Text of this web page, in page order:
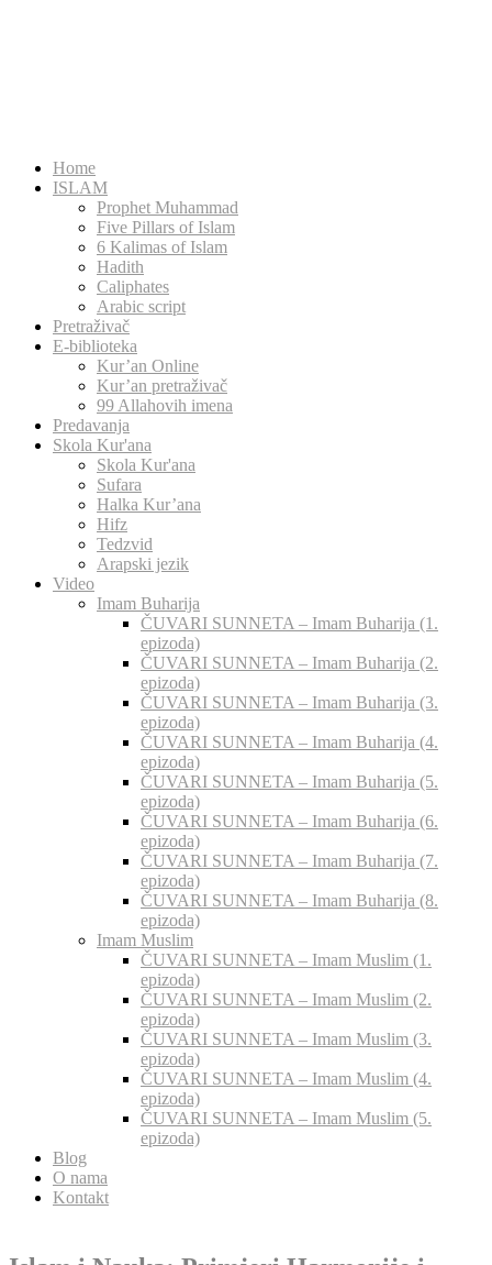
Home
ISLAM
Prophet Muhammad
Five Pillars of Islam
6 Kalimas of Islam
Hadith
Caliphates
Arabic script
Pretraživač
E-biblioteka
Kur’an Online
Kur’an pretraživač
99 Allahovih imena
Predavanja
Skola Kur'ana
Skola Kur'ana
Sufara
Halka Kur’ana
Hifz
Tedzvid
Arapski jezik
Video
Imam Buharija
ČUVARI SUNNETA – Imam Buharija (1.
epizoda)
ČUVARI SUNNETA – Imam Buharija (2.
epizoda)
ČUVARI SUNNETA – Imam Buharija (3.
epizoda)
ČUVARI SUNNETA – Imam Buharija (4.
epizoda)
ČUVARI SUNNETA – Imam Buharija (5.
epizoda)
ČUVARI SUNNETA – Imam Buharija (6.
epizoda)
ČUVARI SUNNETA – Imam Buharija (7.
epizoda)
ČUVARI SUNNETA – Imam Buharija (8.
epizoda)
Imam Muslim
ČUVARI SUNNETA – Imam Muslim (1.
epizoda)
ČUVARI SUNNETA – Imam Muslim (2.
epizoda)
ČUVARI SUNNETA – Imam Muslim (3.
epizoda)
ČUVARI SUNNETA – Imam Muslim (4.
epizoda)
ČUVARI SUNNETA – Imam Muslim (5.
epizoda)
Blog
O nama
Kontakt